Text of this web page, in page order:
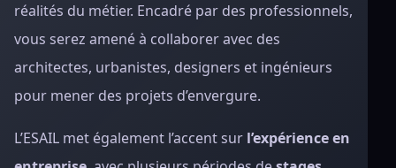
réalités du métier. Encadré par des professionnels,
vous serez amené à collaborer avec des
architectes, urbanistes, designers et ingénieurs
pour mener des projets d’envergure.
L’ESAIL met également l’accent sur l’expérience en